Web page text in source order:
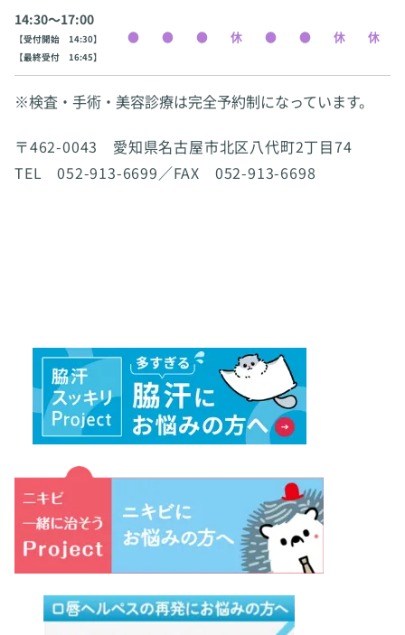
14:30〜17:00
【受付開始 14:30】
【最終受付 16:45】
※検査・手術・美容診療は完全予約制になっています。
〒462-0043 愛知県名古屋市北区八代町2丁目74
TEL 052-913-6699／FAX 052-913-6698